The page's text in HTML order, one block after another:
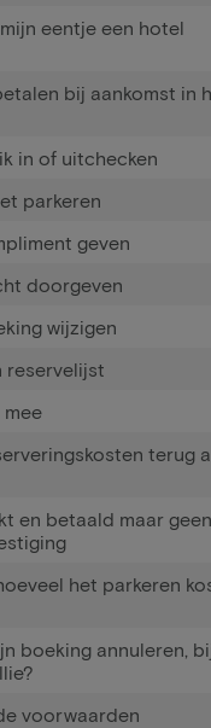
eentje een hotel
bij aankomst in
in of uitchecken
parkeren
geven
doorgeven
wijzigen
reservelijst
mee
terug
en betaald maar geen
het parkeren
boeking annuleren,
voorwaarden